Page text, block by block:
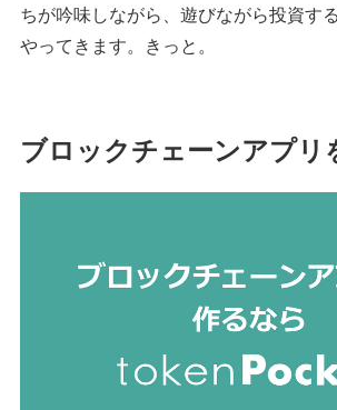
ちが吟味しながら、遊びながら投資す
やってきます。きっと。
ブロックチェーンアプリ